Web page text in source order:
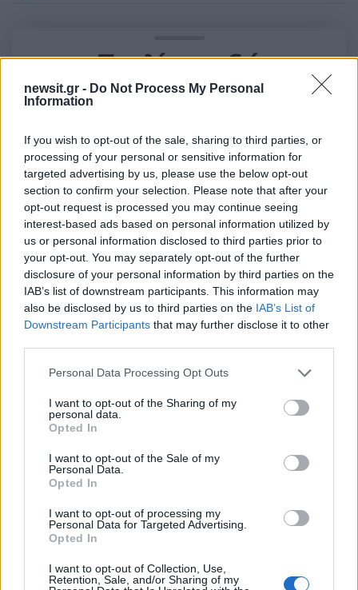
newsit.gr - Do Not Process My Personal
Information
If you wish to opt-out of the sale, sharing to third parties, or
processing of your personal or sensitive information for
targeted advertising by us, please use the below opt-out
section to confirm your selection. Please note that after your
opt-out request is processed you may continue seeing
interest-based ads based on personal information utilized by
us or personal information disclosed to third parties prior to
your opt-out. You may separately opt-out of the further
disclosure of your personal information by third parties on the
IAB’s list of downstream participants. This information may
also be disclosed by us to third parties on the IAB’s List of
Downstream Participants that may further disclose it to other
Please note that this website/app uses one or more Google
not limited to your visit or usage behaviour. You may click to
grant or deny consent to Google and its third-party tags to
use your data for below specified purposes in below Google
consent section.
Personal Data Processing Opt Outs
I want to opt-out of the Sharing of my
personal data.
Opted In
I want to opt-out of the Sale of my
Personal Data.
Opted In
I want to opt-out of processing my
Personal Data for Targeted Advertising.
Opted In
I want to opt-out of Collection, Use,
Retention, Sale, and/or Sharing of my
Σχολίασε εδώ
2000 /2000
Υποβολή σχολίου
Όροι Χρήσης. Το site προστατεύεται από reCAPTCHA, ισχύουν
Πολιτική Απορρήτου
Όροι Χρήσης της Google.
Κόσμος
ΣΑΝΑ ΜΑΡΙΝ
ΦΙΝΛΑΝΔΙΑ
Share:
Ακολουθήστε το Νewsit.gr στοGoogle News
ενημερωθείτε πρώτοι για όλη την ειδησεογραφία και τα
τελευταία νέα
Πιο δημοφιλή
Σέρρες: Βίντεο ντοκουμέντο από το
τροχαίο με νεκρούς μητέρα και γιο – Ο